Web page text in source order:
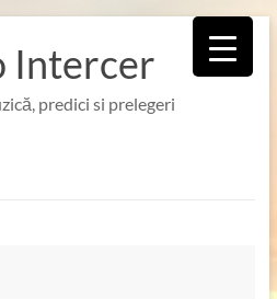
Intercer
predici si prelegeri